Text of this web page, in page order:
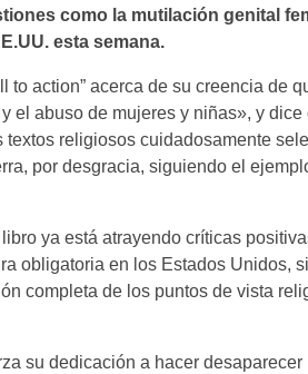
como la mutilación genital
esta semana.
to action” acerca de su creencia de
el abuso de mujeres y niñas», y dice
religiosos cuidadosamente
por desgracia, siguiendo el
ya está atrayendo críticas
obligatoria en los Estados Unidos,
completa de los puntos de vista
su dedicación a hacer